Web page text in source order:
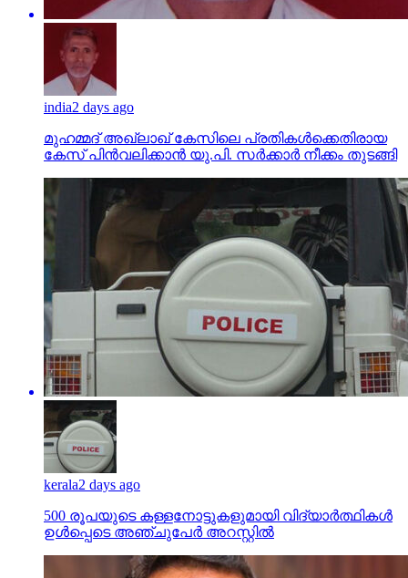
india2 days ago
മുഹമ്മദ് അഖ്‌ലാഖ് കേസിലെ പ്രതികള്‍ക്കെതിരായ
കേസ് പിന്‍വലിക്കാന്‍ യു.പി. സര്‍ക്കാര്‍ നീക്കം തുടങ്ങി
kerala2 days ago
500 രൂപയുടെ കള്ളനോട്ടുകളുമായി വിദ്യാര്‍ത്ഥികള്‍
ഉള്‍പ്പെടെ അഞ്ചുപേര്‍ അറസ്റ്റില്‍